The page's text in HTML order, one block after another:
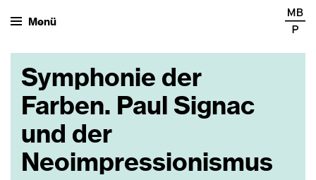
Menü
Symphonie der
Farben. Paul Signac
und der
Neoimpressionismus